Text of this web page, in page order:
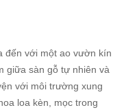
đến với một ao vườn kín
giữa sàn gỗ tự nhiên và
với môi trường xung
loa kèn, mọc trong